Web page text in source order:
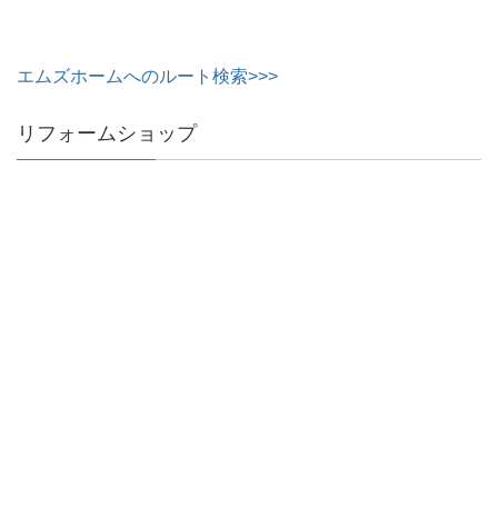
エムズホームへのルート検索>>>
リフォームショップ